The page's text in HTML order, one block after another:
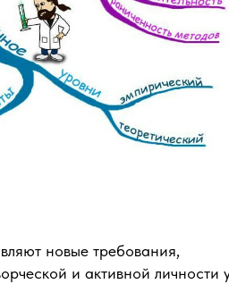
новые требования,
и активной личности